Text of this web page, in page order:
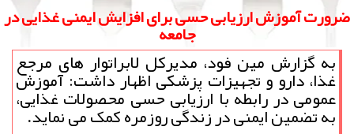
ضرورت آموزش ارزیابی حسی برای افزایش ایمنی غذایی در
جامعه
به گزارش مین فود، مدیرکل لابراتوار های مرجع
غذا، دارو و تجهیزات پزشکی اظهار داشت: آموزش
عمومی در رابطه با ارزیابی حسی محصولات غذایی،
به تضمین ایمنی در زندگی روزمره کمک می نماید.